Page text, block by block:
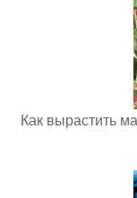
Как вырастить